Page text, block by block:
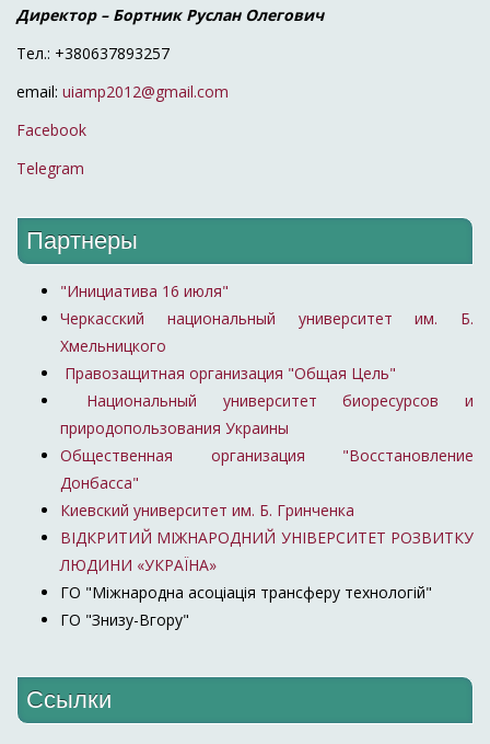
Директор – Бортник Руслан Олегович
Тел.: +380637893257
email: uiamp2012@gmail.com
Facebook
Telegram
Партнеры
"Инициатива 16 июля"
Черкасский национальный университет им. Б.
Хмельницкого
Правозащитная организация "Общая Цель"
Национальный университет биоресурсов и
природопользования Украины
Общественная организация "Восстановление
Донбасса"
Киевский университет им. Б. Гринченка
ВІДКРИТИЙ МІЖНАРОДНИЙ УНІВЕРСИТЕТ РОЗВИТКУ
ЛЮДИНИ «УКРАЇНА»
ГО "Міжнародна асоціація трансферу технологій"
ГО "Знизу-Вгору"
Ссылки